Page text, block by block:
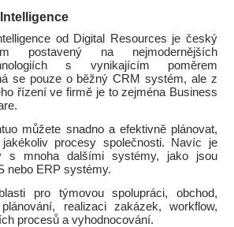
od Digital Resources je český
postavený na nejmodernějších
s vynikajícím poměrem
se pouze o běžný CRM systém, ale z
řízení ve firmě je to zejména Business
můžete snadno a efektivně plánovat,
procesy společnosti. Navíc je
s mnoha dalšími systémy, jako jsou
nebo ERP systémy.
pro týmovou spolupráci, obchod,
realizaci zakázek, workflow,
procesů a vyhodnocování.